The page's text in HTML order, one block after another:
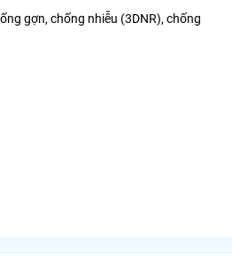
gợn, chống nhiễu (3DNR), chống